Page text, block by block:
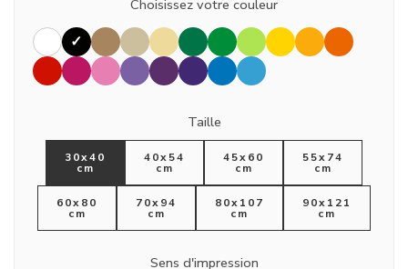
Choisissez votre couleur
Taille
30x40
cm
40x54
cm
45x60
cm
55x74
cm
60x80
cm
70x94
cm
80x107
cm
90x121
cm
Sens d'impression